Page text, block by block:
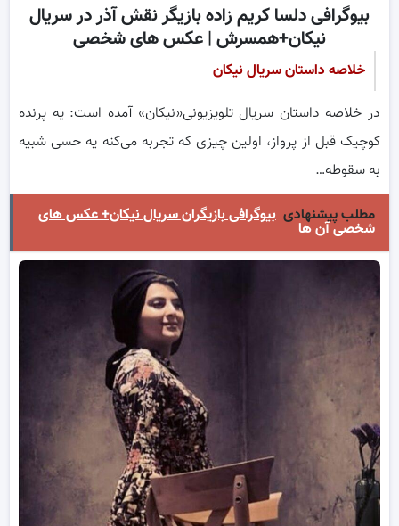
بیوگرافی دلسا کریم زاده بازیگر نقش آذر در سریال
نیکان+همسرش | عکس های شخصی
خلاصه داستان سریال نیکان
در خلاصه داستان سریال تلویزیونی«نیکان» آمده است: یه پرنده
کوچیک قبل از پرواز، اولین چیزی که تجربه می‌کنه یه حسی شبیه
به سقوطه…
مطلب پیشنهادی بیوگرافی بازیگران سریال نیکان+ عکس های
شخصی آن ها